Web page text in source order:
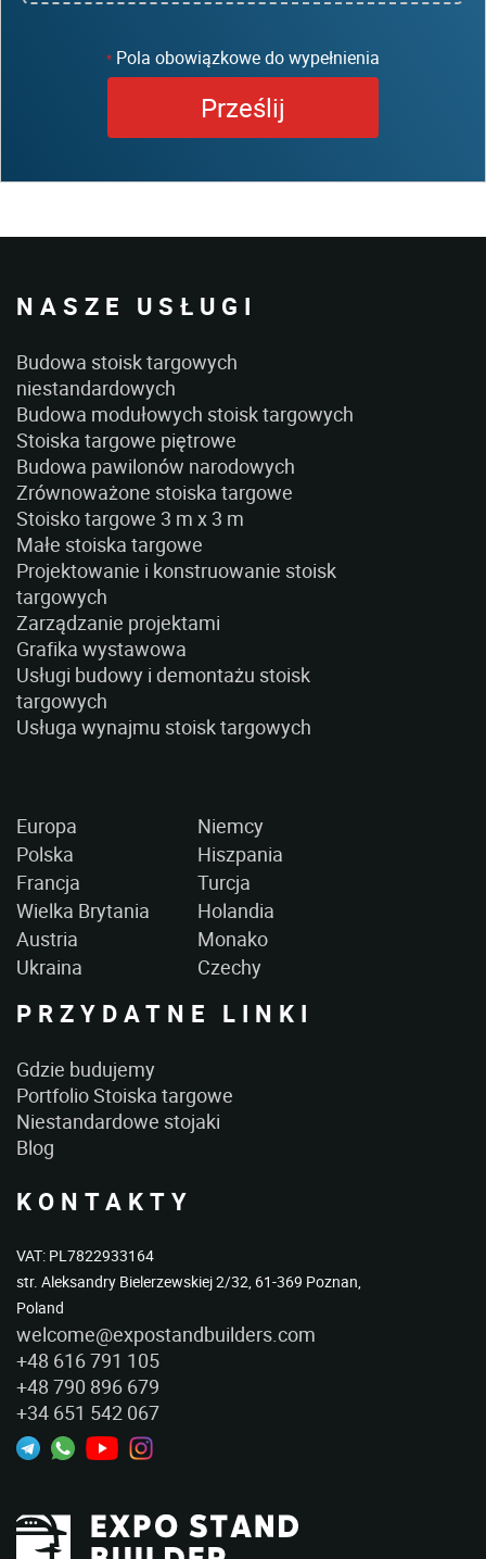
* Pola obowiązkowe do wypełnienia
NASZE USŁUGI
Budowa stoisk targowych
niestandardowych
Budowa modułowych stoisk targowych
Stoiska targowe piętrowe
Budowa pawilonów narodowych
Zrównoważone stoiska targowe
Stoisko targowe 3 m x 3 m
Małe stoiska targowe
Projektowanie i konstruowanie stoisk
targowych
Zarządzanie projektami
Grafika wystawowa
Usługi budowy i demontażu stoisk
targowych
Usługa wynajmu stoisk targowych
Europa
Niemcy
Polska
Hiszpania
Francja
Turcja
Wielka Brytania
Holandia
Austria
Monako
Ukraina
Czechy
PRZYDATNE LINKI
Gdzie budujemy
Portfolio Stoiska targowe
Niestandardowe stojaki
Blog
KONTAKTY
VAT: PL7822933164
str. Aleksandry Bielerzewskiej 2/32, 61-369 Poznan,
Poland
welcome@expostandbuilders.com
+48 616 791 105
+48 790 896 679
+34 651 542 067